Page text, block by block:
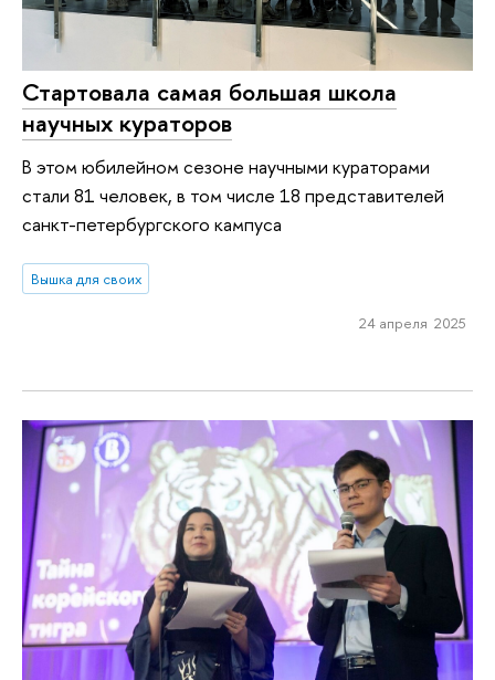
Стартовала самая большая школа
научных кураторов
В этом юбилейном сезоне научными кураторами
стали 81 человек, в том числе 18 представителей
санкт-петербургского кампуса
Вышка для своих
24 апреля 2025